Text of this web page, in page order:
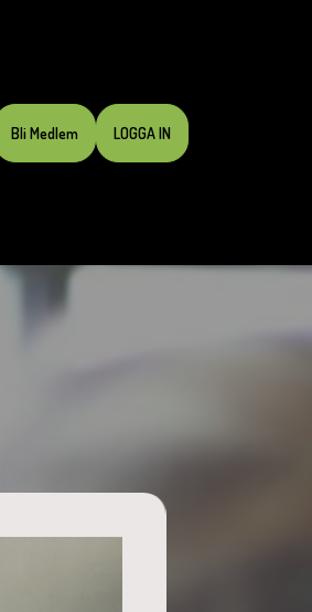
Bli Medlem LOGGA IN